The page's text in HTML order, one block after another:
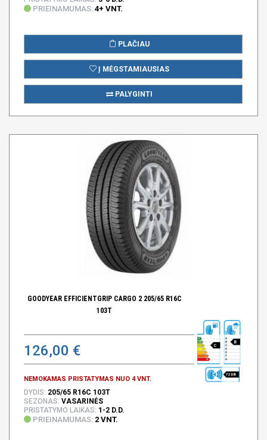
PRIEINAMUMAS: 4+ VNT.
PLAČIAU
Į MĖGSTAMIAUSIAS
PALYGINTI
GOODYEAR EFFICIENTGRIP CARGO 2 205/65 R16C
103T
126,00 €
NEMOKAMAS PRISTATYMAS NUO 4 VNT.
C
B
72 DB
DYDIS: 205/65 R16C 103T
SEZONAS: VASARINĖS
PRISTATYMO LAIKAS: 1-2 D.D.
PRIEINAMUMAS: 2 VNT.